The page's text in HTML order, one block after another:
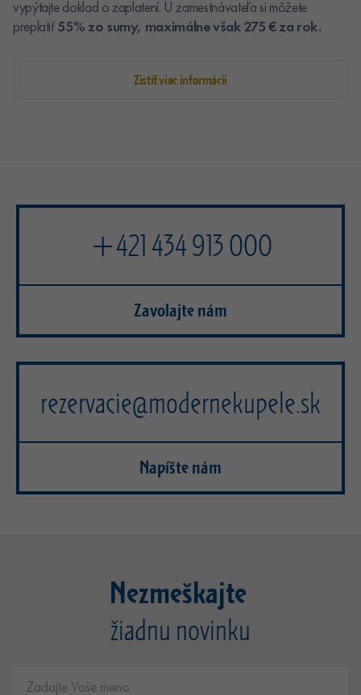
vypýtajte doklad o zaplatení. U zamestnávateľa si môžete
preplatiť55% zo sumy, maximálne však 275 € za rok.
Zistiť viac informácii
+421 434 913 000
Zavolajte nám
rezervacie@modernekupele.sk
Napíšte nám
Nezmeškajte
žiadnu novinku